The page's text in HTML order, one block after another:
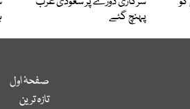
پہنچ گئے
صفحۂ اول
تازہ ترین